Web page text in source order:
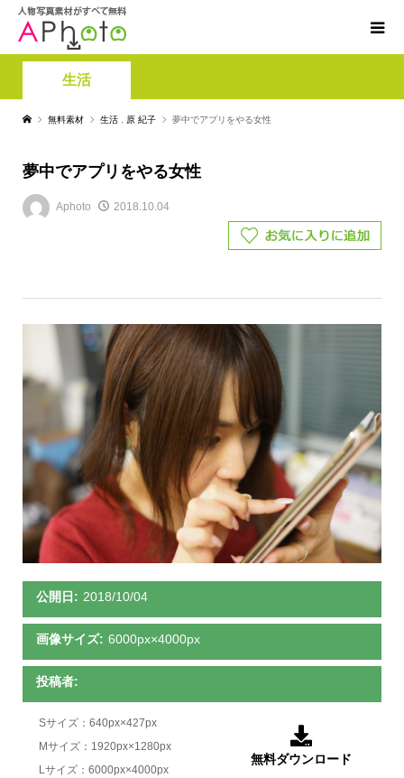
生活
無料素材 生活 原 紀子 夢中でアプリをやる女性
夢中でアプリをやる女性
Aphoto 2018.10.04
公開日: 2018/10/04
画像サイズ: 6000px×4000px
投稿者:
Sサイズ：640px×427px
Mサイズ：1920px×1280px
Lサイズ：6000px×4000px

無料ダウンロード